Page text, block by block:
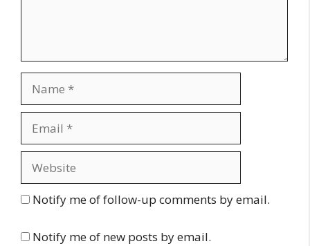
Notify me of follow-up comments by email.
Notify me of new posts by email.